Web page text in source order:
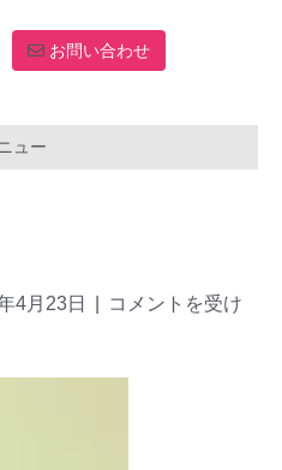
お問い合わせ
ュー
4月23日
コメントを受け